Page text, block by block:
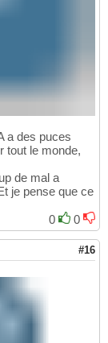
a des puces
tout le monde,
de mal a
je pense que ce
0
0
#16